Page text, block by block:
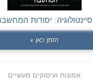
סיינטולוגיה: יסודות
הזמן כאן »
אמונות ועיסוקים מעשיים